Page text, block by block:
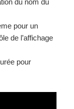
pour un
de l’affichage
pour